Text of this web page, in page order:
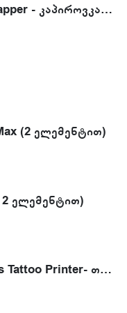
Tattoo Transfer Papper - კაპიროვკა - ტატუს ესკიზის კოპირების ქაღალდი
(2 ელემენტით)
ელემენტით)
Ambition Wireless Tattoo Printer- თერმული პრინტერი